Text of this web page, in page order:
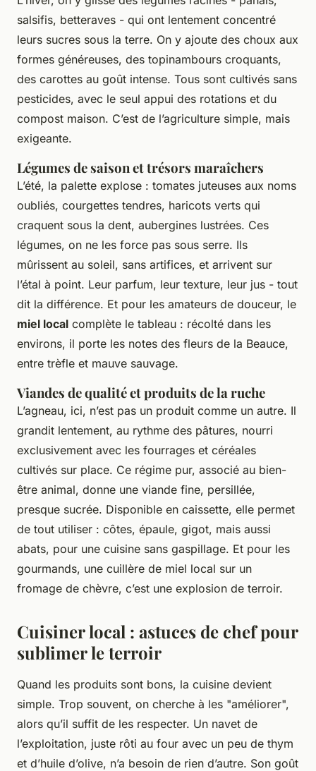
salsifis, betteraves - qui ont lentement concentré
leurs sucres sous la terre. On y ajoute des choux aux
formes généreuses, des topinambours croquants,
des carottes au goût intense. Tous sont cultivés sans
pesticides, avec le seul appui des rotations et du
compost maison. C’est de l’agriculture simple, mais
exigeante.
Légumes de saison et trésors maraîchers
L’été, la palette explose : tomates juteuses aux noms
oubliés, courgettes tendres, haricots verts qui
craquent sous la dent, aubergines lustrées. Ces
légumes, on ne les force pas sous serre. Ils
mûrissent au soleil, sans artifices, et arrivent sur
l’étal à point. Leur parfum, leur texture, leur jus - tout
dit la différence. Et pour les amateurs de douceur, le
miel local complète le tableau : récolté dans les
environs, il porte les notes des fleurs de la Beauce,
entre trèfle et mauve sauvage.
Viandes de qualité et produits de la ruche
L’agneau, ici, n’est pas un produit comme un autre. Il
grandit lentement, au rythme des pâtures, nourri
exclusivement avec les fourrages et céréales
cultivés sur place. Ce régime pur, associé au bien-
être animal, donne une viande fine, persillée,
presque sucrée. Disponible en caissette, elle permet
de tout utiliser : côtes, épaule, gigot, mais aussi
abats, pour une cuisine sans gaspillage. Et pour les
gourmands, une cuillère de miel local sur un
fromage de chèvre, c’est une explosion de terroir.
Cuisiner local : astuces de chef pour
sublimer le terroir
Quand les produits sont bons, la cuisine devient
simple. Trop souvent, on cherche à les "améliorer",
alors qu’il suffit de les respecter. Un navet de
l’exploitation, juste rôti au four avec un peu de thym
et d’huile d’olive, n’a besoin de rien d’autre. Son goût